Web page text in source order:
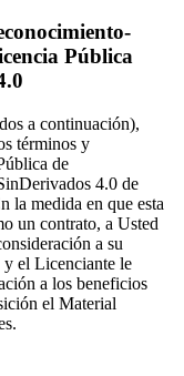
Pública
a continuación),
términos y
de
4.0 de
la medida en que esta
un contrato, a Usted
a su
y el Licenciante le
a los beneficios
el Material